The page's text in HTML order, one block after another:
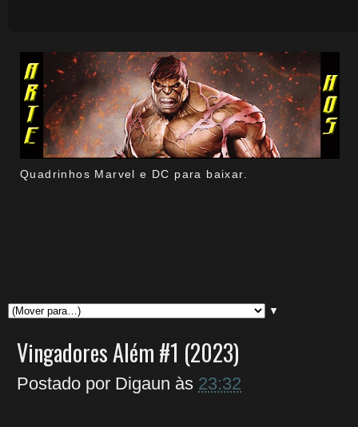
Quadrinhos Marvel e DC para baixar.
▼
Vingadores Além #1 (2023)
Postado por Digaun às 23:32